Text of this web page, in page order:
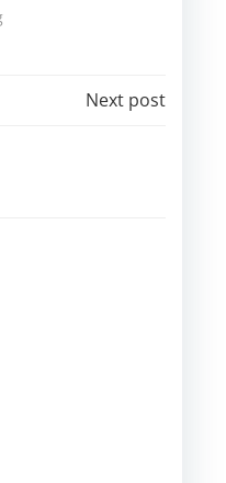
Next post